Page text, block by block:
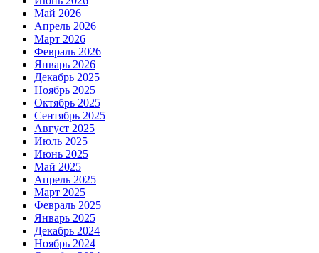
Май 2026
Апрель 2026
Март 2026
Февраль 2026
Январь 2026
Декабрь 2025
Ноябрь 2025
Октябрь 2025
Сентябрь 2025
Август 2025
Июль 2025
Июнь 2025
Май 2025
Апрель 2025
Март 2025
Февраль 2025
Январь 2025
Декабрь 2024
Ноябрь 2024